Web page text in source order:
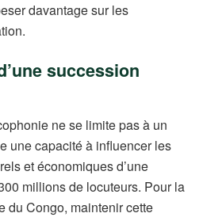
davantage sur les
succession
ne se limite pas à un
une capacité à influencer les
et économiques d’une
millions de locuteurs. Pour la
du Congo, maintenir cette